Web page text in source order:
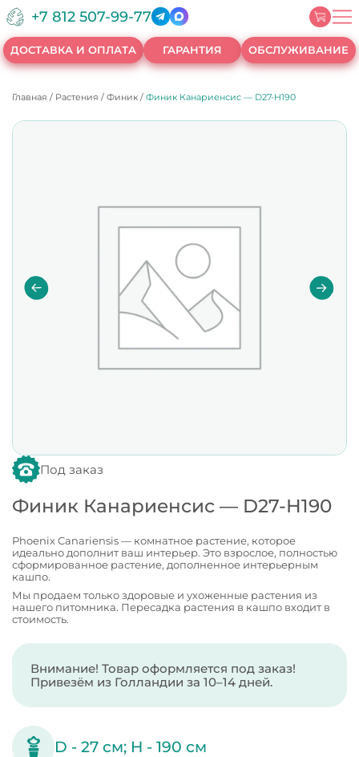
+7 812 507-99-77
ДОСТАВКА И ОПЛАТА ГАРАНТИЯ ОБСЛУЖИВАНИЕ
Главная / Растения /Финик /Финик Канариенсис — D27-H190
Под заказ
Финик Канариенсис — D27-H190
Phoenix Canariensis — комнатное растение, которое
идеально дополнит ваш интерьер. Это взрослое, полностью
сформированное растение, дополненное интерьерным
кашпо.
Мы продаем только здоровые и ухоженные растения из
нашего питомника. Пересадка растения в кашпо входит в
стоимость.
Внимание! Товар оформляется под заказ!
Привезём из Голландии за 10–14 дней.
D -27 см; H -190 см